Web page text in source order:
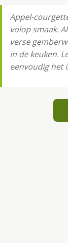
Appel-
volop smaak.
verse
in de keuken.
eenvoudig het